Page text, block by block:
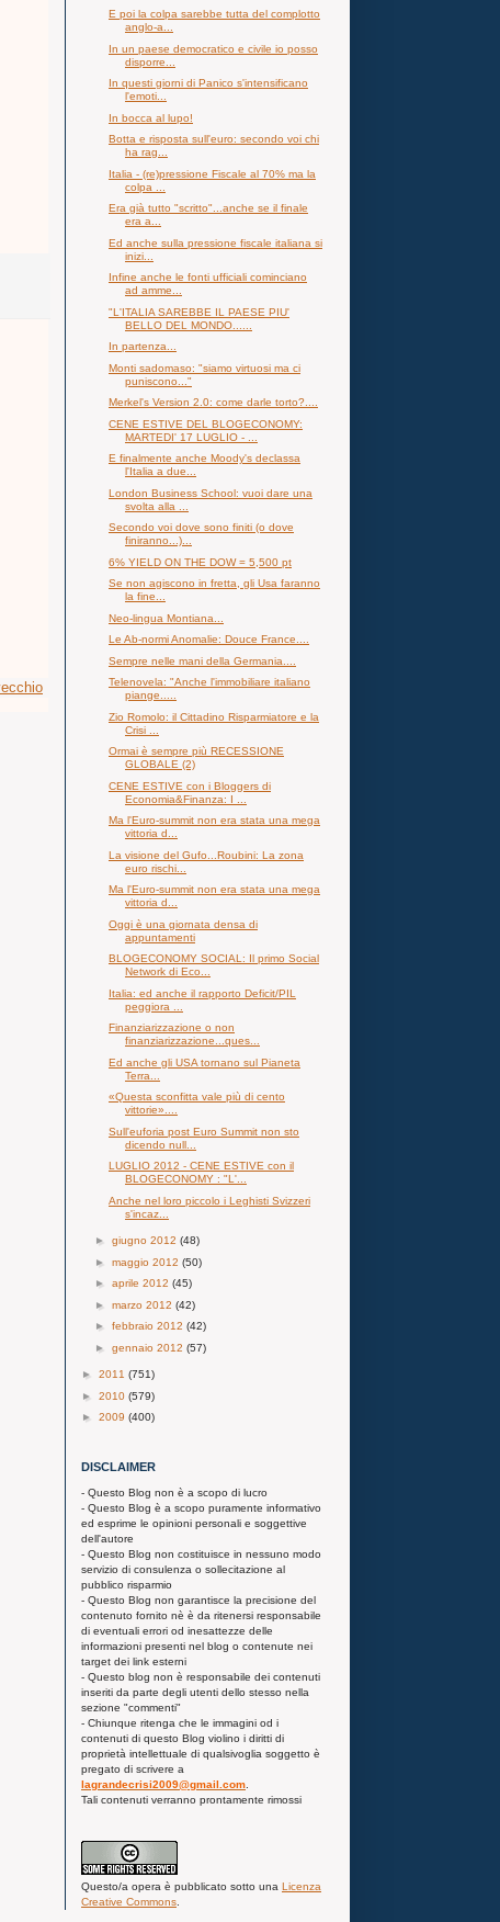
E poi la colpa sarebbe tutta del complotto
anglo-a...
In un paese democratico e civile io posso
disporre...
In questi giorni di Panico s'intensificano
l'emoti...
In bocca al lupo!
Botta e risposta sull'euro: secondo voi chi
ha rag...
Italia - (re)pressione Fiscale al 70% ma la
colpa ...
Era già tutto "scritto"...anche se il finale
era a...
Ed anche sulla pressione fiscale italiana si
inizi...
Infine anche le fonti ufficiali cominciano
ad amme...
"L'ITALIA SAREBBE IL PAESE PIU'
BELLO DEL MONDO......
In partenza...
Monti sadomaso: "siamo virtuosi ma ci
puniscono..."
Merkel's Version 2.0: come darle torto?....
CENE ESTIVE DEL BLOGECONOMY:
MARTEDI' 17 LUGLIO - ...
E finalmente anche Moody's declassa
l'Italia a due...
London Business School: vuoi dare una
svolta alla ...
Secondo voi dove sono finiti (o dove
finiranno...)...
6% YIELD ON THE DOW = 5,500 pt
Se non agiscono in fretta, gli Usa faranno
la fine...
Neo-lingua Montiana...
Le Ab-normi Anomalie: Douce France....
Sempre nelle mani della Germania....
Telenovela: "Anche l'immobiliare italiano
piange.....
Zio Romolo: il Cittadino Risparmiatore e la
Crisi ...
Ormai è sempre più RECESSIONE
GLOBALE (2)
CENE ESTIVE con i Bloggers di
Economia&Finanza: I ...
Ma l'Euro-summit non era stata una mega
vittoria d...
La visione del Gufo...Roubini: La zona
euro rischi...
Ma l'Euro-summit non era stata una mega
vittoria d...
Oggi è una giornata densa di
appuntamenti
BLOGECONOMY SOCIAL: Il primo Social
Network di Eco...
Italia: ed anche il rapporto Deficit/PIL
peggiora ...
Finanziarizzazione o non
finanziarizzazione...ques...
Ed anche gli USA tornano sul Pianeta
Terra...
«Questa sconfitta vale più di cento
vittorie»....
Sull'euforia post Euro Summit non sto
dicendo null...
LUGLIO 2012 - CENE ESTIVE con il
BLOGECONOMY : "L'...
Anche nel loro piccolo i Leghisti Svizzeri
s'incaz...
► giugno 2012 (48)
► maggio 2012 (50)
► aprile 2012 (45)
► marzo 2012 (42)
► febbraio 2012 (42)
► gennaio 2012 (57)
► 2011 (751)
► 2010 (579)
► 2009 (400)
DISCLAIMER
- Questo Blog non è a scopo di lucro
- Questo Blog è a scopo puramente informativo
ed esprime le opinioni personali e soggettive
dell'autore
- Questo Blog non costituisce in nessuno modo
servizio di consulenza o sollecitazione al
pubblico risparmio
- Questo Blog non garantisce la precisione del
contenuto fornito nè è da ritenersi responsabile
di eventuali errori od inesattezze delle
informazioni presenti nel blog o contenute nei
target dei link esterni
- Questo blog non è responsabile dei contenuti
inseriti da parte degli utenti dello stesso nella
sezione "commenti"
- Chiunque ritenga che le immagini od i
contenuti di questo Blog violino i diritti di
proprietà intellettuale di qualsivoglia soggetto è
pregato di scrivere a
lagrandecrisi2009@gmail.com
Tali contenuti verranno prontamente rimossi
Questo/a opera è pubblicato sotto una Licenza
Creative Commons